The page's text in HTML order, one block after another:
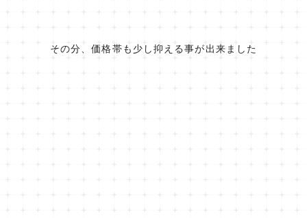
その分、価格帯も少し抑える事が出来ました